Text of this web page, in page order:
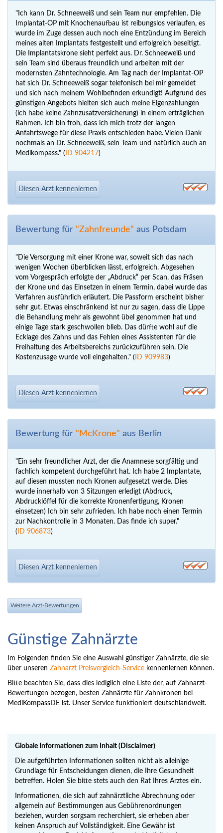
"Ich kann Dr. Schneeweiß und sein Team nur empfehlen. Die
Implantat-OP mit Knochenaufbau ist reibungslos verlaufen, es
wurde im Zuge dessen auch noch eine Entzündung im Bereich
meines alten Implantats festgestellt und erfolgreich beseitigt.
Die Implantatskrone sieht perfekt aus. Dr. Schneeweiß und
sein Team sind überaus freundlich und arbeiten mit der
modernsten Zahntechnologie. Am Tag nach der Implantat-OP
hat sich Dr. Schneeweiß sogar telefonisch bei mir gemeldet
und sich nach meinem Wohlbefinden erkundigt! Aufgrund des
günstigen Angebots hielten sich auch meine Eigenzahlungen
(ich habe keine Zahnzusatzversicherung) in einem erträglichen
Rahmen. Ich bin froh, dass ich mich trotz der langen
Anfahrtswege für diese Praxis entschieden habe. Vielen Dank
nochmals an Dr. Schneeweiß, sein Team und natürlich auch an
Medikompass." ( ID 904217)
Diesen Arzt kennenlernen
Bewertung für "Zahnfreunde" aus Potsdam
"Die Versorgung mit einer Krone war, soweit sich das nach
wenigen Wochen überblicken lässt, erfolgreich. Abgesehen
vom Vorgespräch erfolgte der „Abdruck“ per Scan, das Fräsen
der Krone und das Einsetzen in einem Termin, dabei wurde das
Verfahren ausführlich erläutert. Die Passform erscheint bisher
sehr gut. Etwas einschränkend ist nur zu sagen, dass die Lippe
die Behandlung mehr als gewohnt übel genommen hat und
einige Tage stark geschwollen blieb. Das dürfte wohl auf die
Ecklage des Zahns und das Fehlen eines Assistenten für die
Freihaltung des Arbeitsbereichs zurückzuführen sein. Die
Kostenzusage wurde voll eingehalten." ( ID 909983)
Diesen Arzt kennenlernen
Bewertung für "McKrone" aus Berlin
"Ein sehr freundlicher Arzt, der die Anamnese sorgfältig und
fachlich kompetent durchgeführt hat. Ich habe 2 Implantate,
auf diesen mussten noch Kronen aufgesetzt werde. Dies
wurde innerhalb von 3 Sitzungen erledigt (Abdruck,
Abdrucklöffel für die korrekte Kronenfertigung, Kronen
einsetzen) Ich bin sehr zufrieden. Ich habe noch einen Termin
zur Nachkontrolle in 3 Monaten. Das finde ich super."
( ID 906873)
Diesen Arzt kennenlernen
Weitere Arzt-Bewertungen
Günstige Zahnärzte
Im Folgenden finden Sie eine Auswahl günstiger Zahnärzte, die sie
über unseren Zahnarzt Preisvergleich-Service kennenlernen können.
Bitte beachten Sie, dass dies lediglich eine Liste der, auf Zahnarzt-
Bewertungen bezogen, besten Zahnärzte für Zahnkronen bei
MediKompassDE ist. Unser Service funktioniert deutschlandweit.
Globale Informationen zum Inhalt (Disclaimer)
Die aufgeführten Informationen sollten nicht als alleinige
Grundlage für Entscheidungen dienen, die Ihre Gesundheit
betreffen. Holen Sie bitte stets auch den Rat Ihres Arztes ein.
Informationen, die sich auf zahnärztliche Abrechnung oder
allgemein auf Bestimmungen aus Gebührenordnungen
beziehen, wurden sorgsam recherchiert, sie erheben aber
keinen Anspruch auf Vollständigkeit. Eine Gewähr ist